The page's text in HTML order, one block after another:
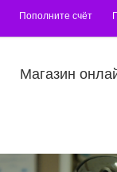
Пополните счёт
Магазин